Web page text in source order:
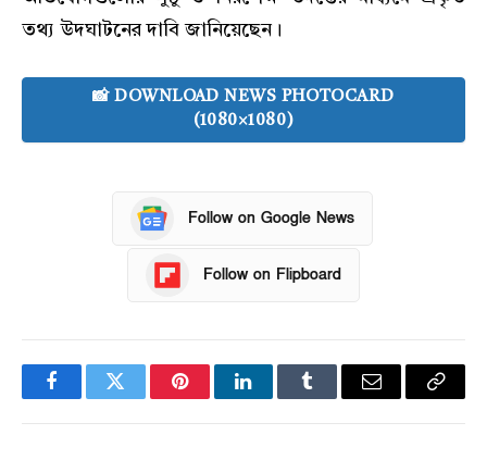
তথ্য উদঘাটনের দাবি জানিয়েছেন।
📸 DOWNLOAD NEWS PHOTOCARD
(1080×1080)
Follow on Google News
Follow on Flipboard
FacebookTwitter PinterestLinkedInTumblr Email
Copy